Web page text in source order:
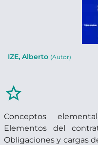
IZE, Alberto (Autor)
star_border
Conceptos
Elementos del
Obligaciones y cargas